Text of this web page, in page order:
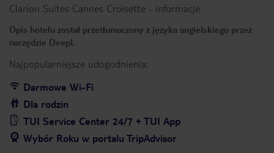
Clarion Suites Cannes Croisette - informacje
Opis hotelu został przetłumaczony z języka angielskiego przez
narzędzie DeepL
Najpopularniejsze udogodnienia:
Darmowe Wi-Fi
Dla rodzin
TUI Service Center 24/7 + TUI App
Wybór Roku w portalu TripAdvisor